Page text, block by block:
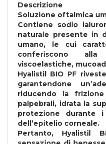
Descrizione
Soluzione oftalmica
Contiene sodio
naturale presente in
umano, le cui
conferiscono
viscoelastiche,
Hyalistil BIO PF
garantendone
riducendo la
palpebrali, idrata la
protezione durante
dell’epitelio corneale.
Pertanto, Hyalistil